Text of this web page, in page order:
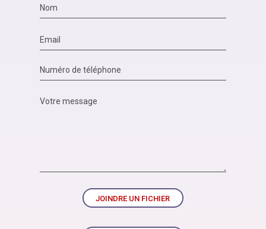
JOINDRE UN FICHIER